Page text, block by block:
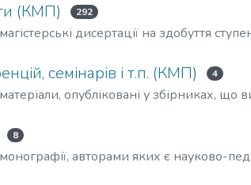
(КМП) 292
дисертації на здобуття
семінарів і т.п. (КМП) 4
опубліковані у збірниках, що
8
авторами яких є науково-